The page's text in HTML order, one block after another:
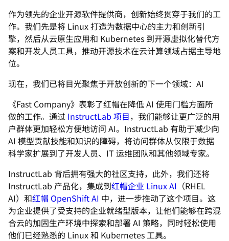
作为领先的企业开源软件提供商，创新始终贯穿于我们的工
作。我们先是将 Linux 打造为数据中心的主力和创新引
擎，然后从云原生应用和 Kubernetes 到开源虚拟化替代方
案和开发人员工具，推动开源技术在云计算领域占据主导地
位。
现在，我们已将目光聚焦于开放创新的下一个领域：AI
《Fast Company》表彰了红帽在降低 AI 使用门槛方面所
做的工作。通过 InstructLab 项目，我们能够让更广泛的用
户群体更加轻松方便地访问 AI。InstructLab 有助于减少向
AI 模型贡献技能和知识的障碍，将访问群体从仅限于数据
科学家扩展到了开发人员、IT 运维团队和其他领域专家。
InstructLab 背后拥有强大的社区支持，此外，我们还将
InstructLab 产品化，集成到红帽企业 Linux AI （RHEL
AI）和红帽 OpenShift AI 中，进一步推动了这个项目。这
为企业提供了受支持的企业就绪型版本，让他们能够在跨混
合云的加固生产环境中探索和部署 AI 策略，同时轻松使用
他们已经熟悉的 Linux 和 Kubernetes 工具。